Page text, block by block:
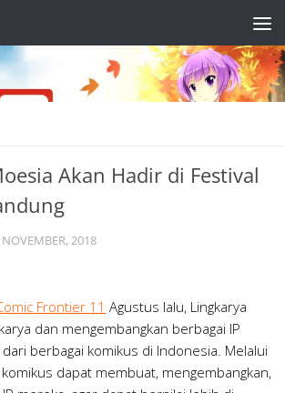
Akan Hadir di Festival
2018
Frontier 11 Agustus lalu, Lingkarya
dan mengembangkan berbagai IP
berbagai komikus di Indonesia. Melalui
komikus dapat membuat, mengembangkan,